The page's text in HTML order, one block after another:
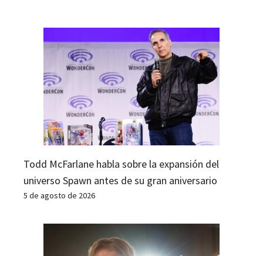
Todd McFarlane habla sobre la expansión del
universo Spawn antes de su gran aniversario
5 de agosto de 2026